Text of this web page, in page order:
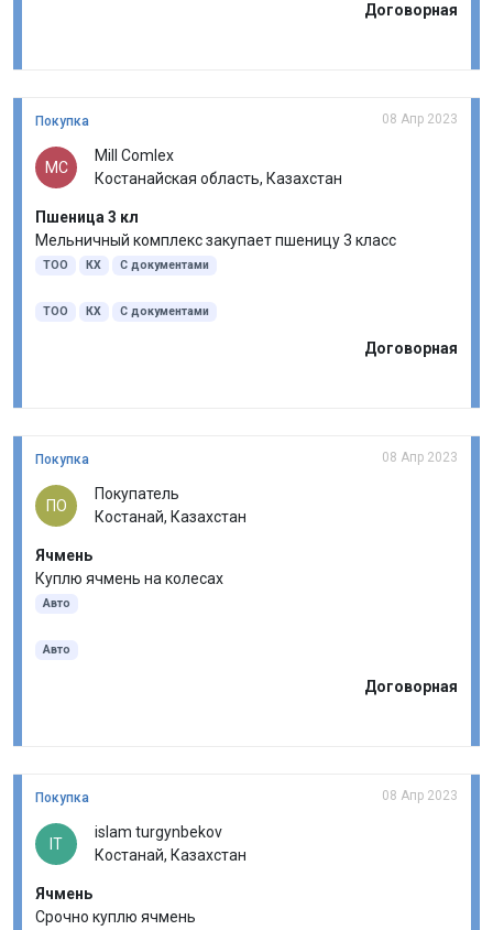
Договорная
Покупка 08 Апр 2023
MC
Mill Comlex
Костанайская область, Казахстан
Пшеница 3 кл
Мельничный комплекс закупает пшеницу 3 класс
ТОО КХ С документами
ТОО КХ С документами
Договорная
Покупка 08 Апр 2023
ПО
Покупатель
Костанай, Казахстан
Ячмень
Куплю ячмень на колесах
Авто
Авто
Договорная
Покупка 08 Апр 2023
IT
islam turgynbekov
Костанай, Казахстан
Ячмень
Срочно куплю ячмень